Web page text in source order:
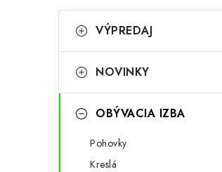
o
n
kategórie
a
e
VÝPREDAJ
NOVINKY
OBÝVACIA IZBA
Pohovky
Kreslá